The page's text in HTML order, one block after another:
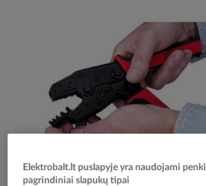
Elektrobalt.lt puslapyje yra naudojami penki
pagrindiniai slapukų tipai